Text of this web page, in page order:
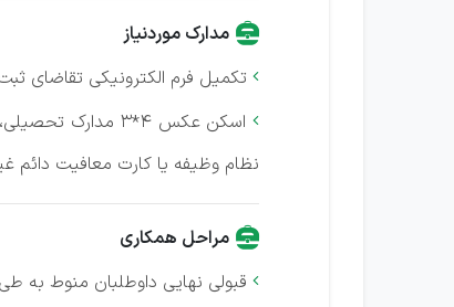
مدارک موردنیاز
 تکمیل‌ فرم الکترونیکی‌ تقاضای

اسکن عکس 4*3
نظام وظیفه‌ یا کارت معافیت‌ دائم‌
مراحل همکاری
 قبولی‌ نهایی‌ داوطلبان منوط‌ به‌